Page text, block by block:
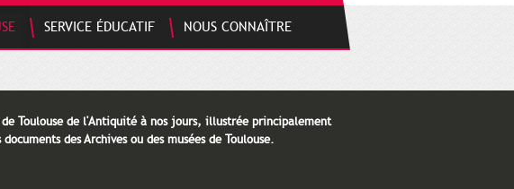
SERVICE ÉDUCATIF NOUS CONNAÎTRE
Toulouse de l'Antiquité à nos jours, illustrée principalement
documents des Archives ou des musées de Toulouse.